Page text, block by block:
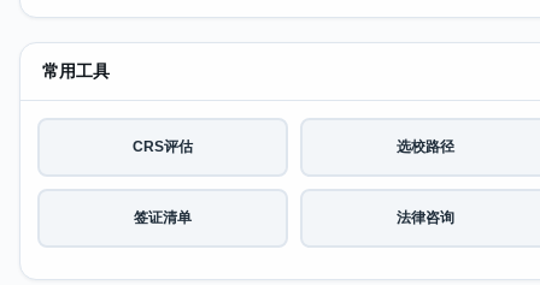
常用工具
CRS评估 选校路径
签证清单 法律咨询